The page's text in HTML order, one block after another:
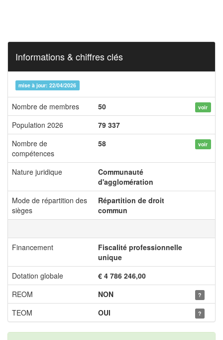
Informations & chiffres clés
mise à jour: 22/04/2026
Nombre de membres 50 voir
Population 2026
79 337
Nombre de
compétences
58 voir
Nature juridique
Communauté
d'agglomération
Mode de répartition des
sièges
Répartition de droit
commun
Financement
Fiscalité professionnelle
unique
Dotation globale
€ 4 786 246,00
REOM
NON ?
TEOM OUI ?